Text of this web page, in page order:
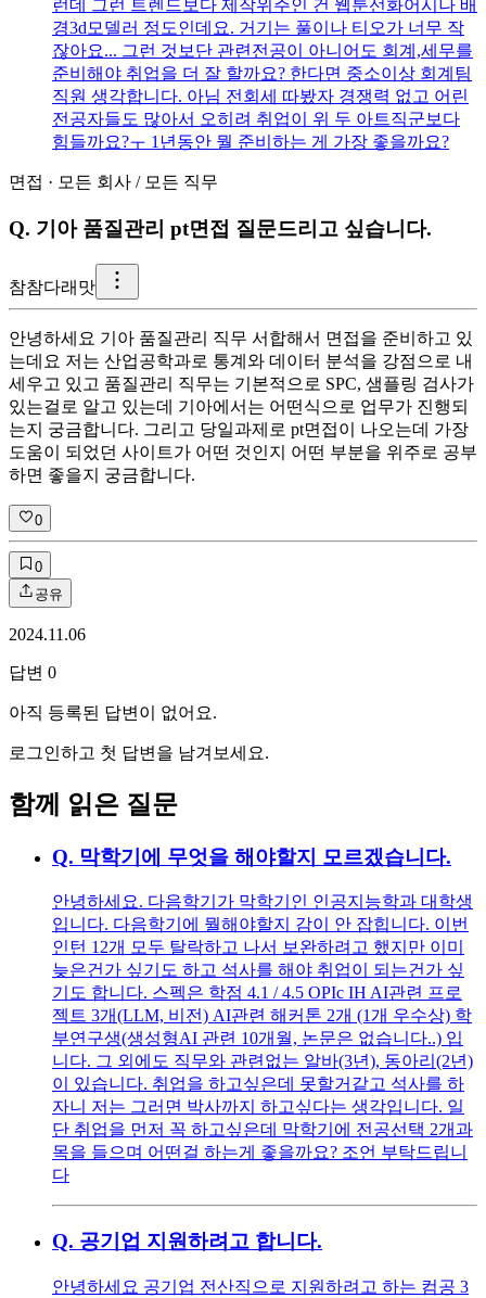
런데 그런 트렌드보다 제작위주인 건 웹툰선화어시나 배
경3d모델러 정도인데요. 거기는 풀이나 티오가 너무 작
잖아요... 그런 것보단 관련전공이 아니어도 회계,세무를
준비해야 취업을 더 잘 할까요? 한다면 중소이상 회계팀
직원 생각합니다. 아님 전회세 따봤자 경쟁력 없고 어린
전공자들도 많아서 오히려 취업이 위 두 아트직군보다
힘들까요?ㅜ 1년동안 뭘 준비하는 게 가장 좋을까요?
면접 · 모든 회사 / 모든 직무
Q. 기아 품질관리 pt면접 질문드리고 싶습니다.
참참다래맛
안녕하세요 기아 품질관리 직무 서합해서 면접을 준비하고 있
는데요 저는 산업공학과로 통계와 데이터 분석을 강점으로 내
세우고 있고 품질관리 직무는 기본적으로 SPC, 샘플링 검사가
있는걸로 알고 있는데 기아에서는 어떤식으로 업무가 진행되
는지 궁금합니다. 그리고 당일과제로 pt면접이 나오는데 가장
도움이 되었던 사이트가 어떤 것인지 어떤 부분을 위주로 공부
하면 좋을지 궁금합니다.
0
0
공유
2024.11.06
답변 0
아직 등록된 답변이 없어요.
로그인하고 첫 답변을 남겨보세요.
함께 읽은 질문
Q. 막학기에 무엇을 해야할지 모르겠습니다.
안녕하세요. 다음학기가 막학기인 인공지능학과 대학생
입니다. 다음학기에 뭘해야할지 감이 안 잡힙니다. 이번
인턴 12개 모두 탈락하고 나서 보완하려고 했지만 이미
늦은건가 싶기도 하고 석사를 해야 취업이 되는건가 싶
기도 합니다. 스펙은 학점 4.1 / 4.5 OPIc IH AI관련 프로
젝트 3개(LLM, 비전) AI관련 해커톤 2개 (1개 우수상) 학
부연구생(생성형AI 관련 10개월, 논문은 없습니다..) 입
니다. 그 외에도 직무와 관련없는 알바(3년), 동아리(2년)
이 있습니다. 취업을 하고싶은데 못할거같고 석사를 하
자니 저는 그러면 박사까지 하고싶다는 생각입니다. 일
단 취업을 먼저 꼭 하고싶은데 막학기에 전공선택 2개과
목을 들으며 어떤걸 하는게 좋을까요? 조언 부탁드립니
다
Q. 공기업 지원하려고 합니다.
안녕하세요 공기업 전산직으로 지원하려고 하는 컴공 3